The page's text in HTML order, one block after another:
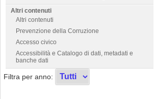
Altri contenuti
Altri contenuti
Prevenzione della Corruzione
Accesso civico
Accessibilità e Catalogo di dati, metadati e
banche dati
Filtra per anno: